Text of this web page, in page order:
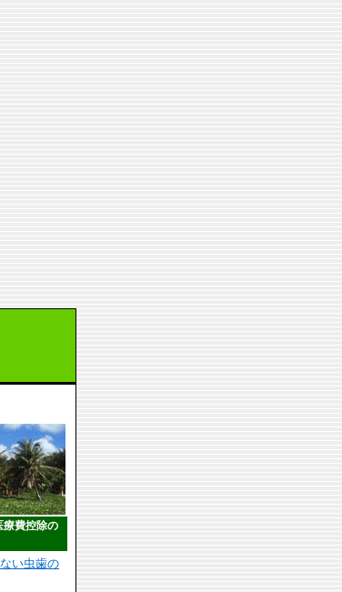
療費控除の
い虫歯の